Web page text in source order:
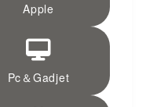
Apple
Pc＆Gadjet